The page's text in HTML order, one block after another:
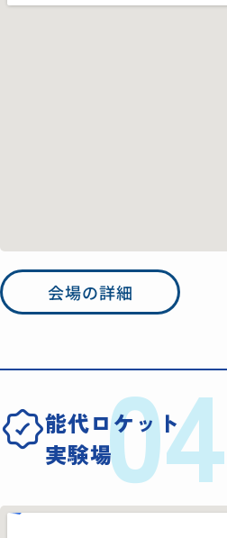
会場の詳細
能代ロケット
実験場04